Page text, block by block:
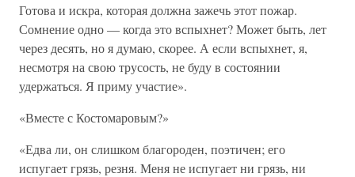
Готова и искра, которая должна зажечь этот пожар.
Сомнение одно — когда это вспыхнет? Может быть, лет
через десять, но я думаю, скорее. А если вспыхнет, я,
несмотря на свою трусость, не буду в состоянии
удержаться. Я приму участие».
«Вместе с Костомаровым?»
«Едва ли, он слишком благороден, поэтичен; его
испугает грязь, резня. Меня не испугает ни грязь, ни